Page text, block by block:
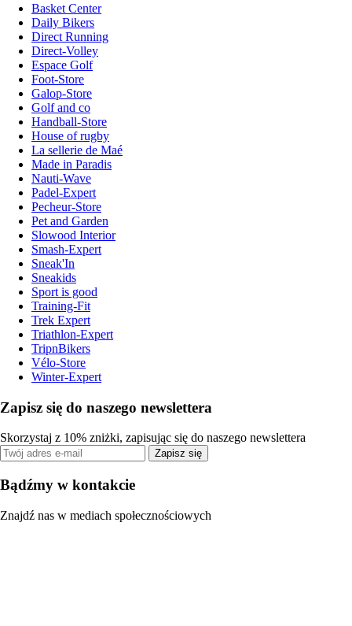
Basket Center
Daily Bikers
Direct Running
Direct-Volley
Espace Golf
Foot-Store
Galop-Store
Golf and co
Handball-Store
House of rugby
La sellerie de Maé
Made in Paradis
Nauti-Wave
Padel-Expert
Pecheur-Store
Pet and Garden
Slowood Interior
Smash-Expert
Sneak'In
Sneakids
Sport is good
Training-Fit
Trek Expert
Triathlon-Expert
TripnBikers
Vélo-Store
Winter-Expert
Zapisz się do naszego newslettera
Skorzystaj z 10% zniżki, zapisując się do naszego newslettera
Zapisz się
Bądźmy w kontakcie
Znajdź nas w mediach społecznościowych